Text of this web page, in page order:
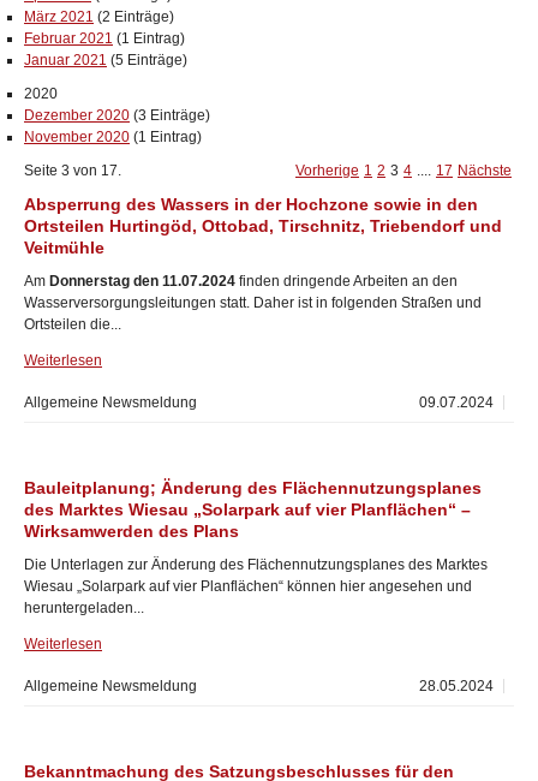
März 2021 (2 Einträge)
Februar 2021 (1 Eintrag)
Januar 2021 (5 Einträge)
2020
Dezember 2020 (3 Einträge)
November 2020 (1 Eintrag)
Seite 3 von 17.
Vorherige 1 2 3 4 .... 17 Nächste
Absperrung des Wassers in der Hochzone sowie in den
Ortsteilen Hurtingöd, Ottobad, Tirschnitz, Triebendorf und
Veitmühle
Am Donnerstag den 11.07.2024 finden dringende Arbeiten an den
Wasserversorgungsleitungen statt. Daher ist in folgenden Straßen und
Ortsteilen die...
Weiterlesen
09.07.2024
Allgemeine Newsmeldung
Bauleitplanung; Änderung des Flächennutzungsplanes
des Marktes Wiesau „Solarpark auf vier Planflächen“ –
Wirksamwerden des Plans
Die Unterlagen zur Änderung des Flächennutzungsplanes des Marktes
Wiesau „Solarpark auf vier Planflächen“ können hier angesehen und
heruntergeladen...
Weiterlesen
28.05.2024
Allgemeine Newsmeldung
Bekanntmachung des Satzungsbeschlusses für den